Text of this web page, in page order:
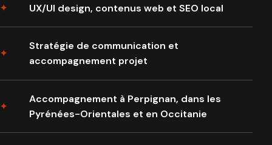
UX/UI design, contenus web et SEO local
Stratégie de communication et
accompagnement projet
Accompagnement à Perpignan, dans les
Pyrénées-Orientales et en Occitanie